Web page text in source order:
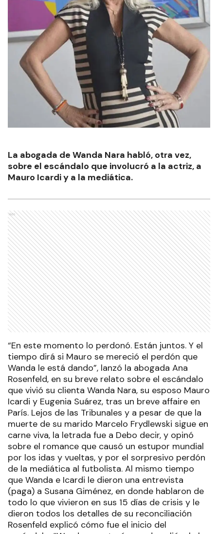
La abogada de Wanda Nara habló, otra vez,
sobre el escándalo que involucró a la actriz, a
Mauro Icardi y a la mediática.
Ads
“En este momento lo perdonó. Están juntos. Y el
tiempo dirá si Mauro se mereció el perdón que
Wanda le está dando”, lanzó la abogada Ana
Rosenfeld, en su breve relato sobre el escándalo
que vivió su clienta Wanda Nara, su esposo Mauro
Icardi y Eugenia Suárez, tras un breve affaire en
París. Lejos de las Tribunales y a pesar de que la
muerte de su marido Marcelo Frydlewski sigue en
carne viva, la letrada fue a Debo decir, y opinó
sobre el romance que causó un estupor mundial
por los idas y vueltas, y por el sorpresivo perdón
de la mediática al futbolista. Al mismo tiempo
que Wanda e Icardi le dieron una entrevista
(paga) a Susana Giménez, en donde hablaron de
todo lo que vivieron en sus 15 días de crisis y le
dieron todos los detalles de su reconciliación
Rosenfeld explicó cómo fue el inicio del